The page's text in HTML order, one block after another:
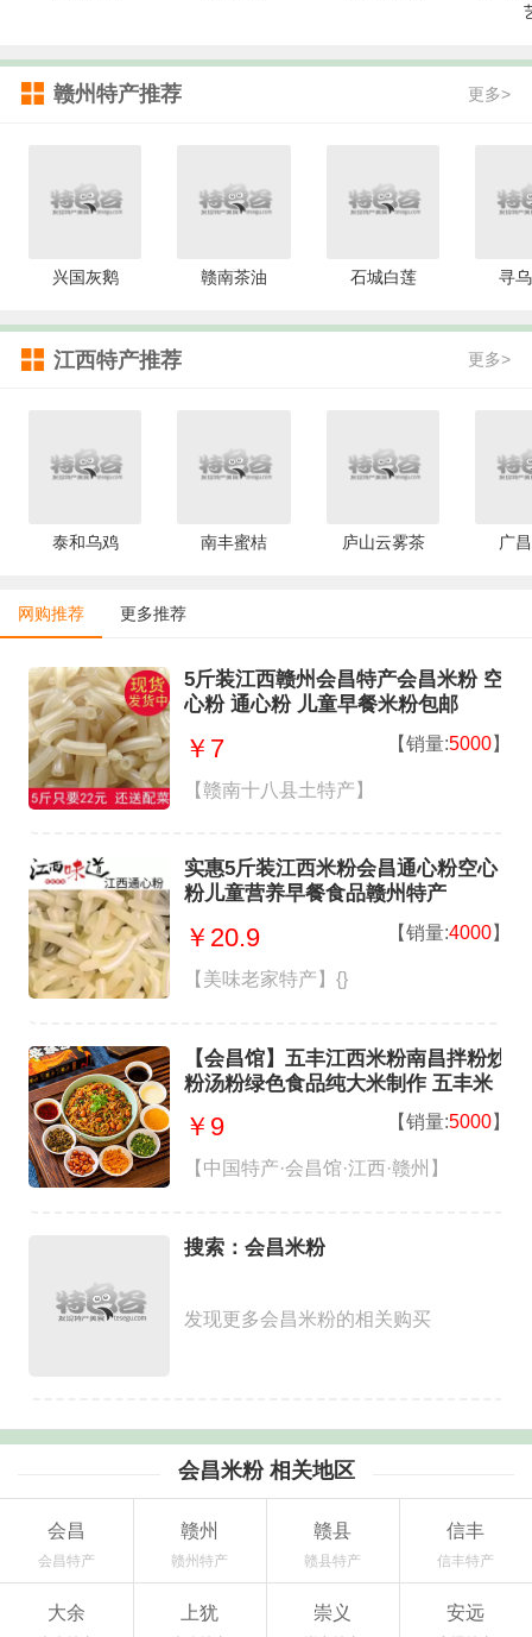
赣州特产推荐 更多>
兴国灰鹅 赣南茶油 石城白莲 寻
江西特产推荐 更多>
泰和乌鸡 南丰蜜桔 庐山云雾茶 广
网购推荐 更多推荐
5斤装江西赣州会昌特产会昌米粉 空
心粉 通心粉 儿童早餐米粉包邮
￥7 【销量:5000】
【赣南十八县土特产】
实惠5斤装江西米粉会昌通心粉空心
粉儿童营养早餐食品赣州特产
￥20.9 【销量:4000】
【美味老家特产】{}
【会昌馆】五丰江西米粉南昌拌粉炒
粉汤粉绿色食品纯大米制作 五丰米
￥9 【销量:5000】
【中国特产·会昌馆·江西·赣州】
搜索：会昌米粉
发现更多会昌米粉的相关购买
会昌米粉 相关地区
会昌
会昌特产
赣州
赣州特产
赣县
赣县特产
信丰
信丰特产
大余 上犹 崇义 安远